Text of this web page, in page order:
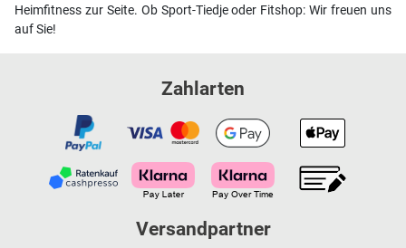
Heimfitness zur Seite. Ob Sport-Tiedje oder Fitshop: Wir freuen uns
auf Sie!
Zahlarten
Versandpartner